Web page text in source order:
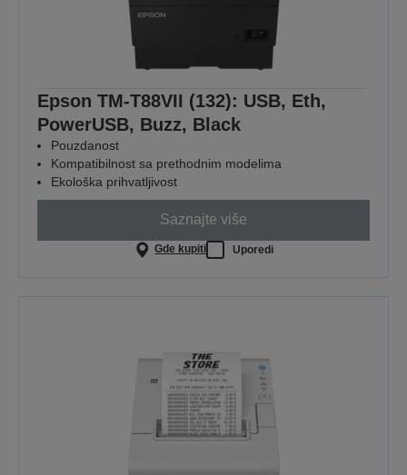
Epson TM-T88VII (132): USB, Eth,
PowerUSB, Buzz, Black
Pouzdanost
Kompatibilnost sa prethodnim modelima
Ekološka prihvatljivost
Saznajte više
Gde kupiti Uporedi